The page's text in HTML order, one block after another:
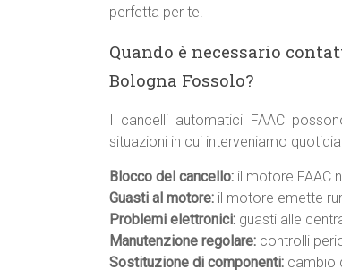
perfetta per te.
Quando è necessario
Bologna Fossolo?
I cancelli automatici FAAC
situazioni in cui interveniamo
Blocco del cancello: il motore FAAC
Guasti al motore: il motore emette
Problemi elettronici: guasti alle
Manutenzione regolare: controlli
Sostituzione di componenti: cambio